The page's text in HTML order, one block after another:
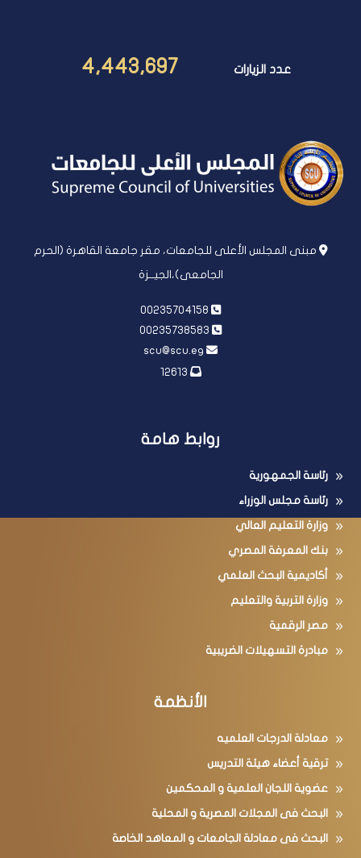
عدد الزيارات 4,443,697
مبنى المجلس الأعلى للجامعات، مقر جامعة القاهرة (الحرم
الجامعى)،الجيــزة
روابط هامة
رئاسة الجمهورية
رئاسة مجلس الوزراء
وزارة التعليم العالي
بنك المعرفة المصري
أكاديمية البحث العلمي
وزارة التربية والتعليم
مصر الرقمية
مبادرة التسهيلات الضريبية
الأنظمة
معادلة الدرجات العلميه
ترقية أعضاء هيئة التدريس
عضوية اللجان العلمية و المحكمين
البحث فى المجلات المصرية و المحلية
البحث فى معادلة الجامعات و المعاهد الخاصة